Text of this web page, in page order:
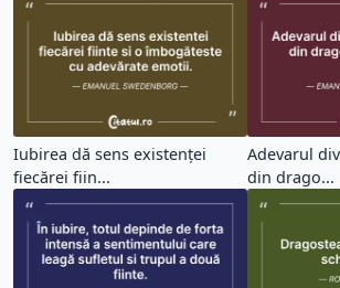
Iubirea dă sens existenței
fiecărei fiin...
Adevarul
din drago...